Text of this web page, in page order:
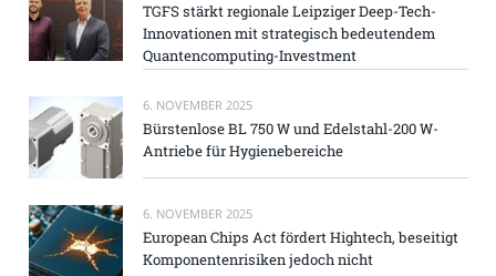
TGFS stärkt regionale Leipziger Deep-Tech-
Innovationen mit strategisch bedeutendem
Quantencomputing-Investment
6. NOVEMBER 2025
Bürstenlose BL 750 W und Edelstahl-200 W-
Antriebe für Hygienebereiche
6. NOVEMBER 2025
European Chips Act fördert Hightech, beseitigt
Komponentenrisiken jedoch nicht